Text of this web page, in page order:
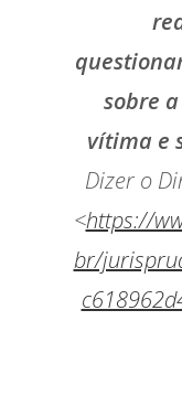
sobre
vítima e
Dizer o
<https://
br/